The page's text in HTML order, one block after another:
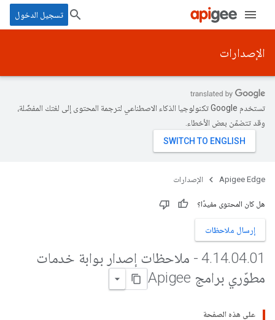
تسجيل الدخول
الإصدارات
تستخدم Google تكنولوجيا الذكاء الاصطناعي لترجمة المحتوى إلى لغتك المفضّلة،
وقد تتضمّن بعض الأخطاء.
Apigee Edge الإصدارات
هل كان المحتوى مفيدًا؟
إرسال ملاحظات
4.14.04.
01 - ملاحظات إصدار بوابة خدمات
مطوّري برامج Apigee
على هذه الصفحة